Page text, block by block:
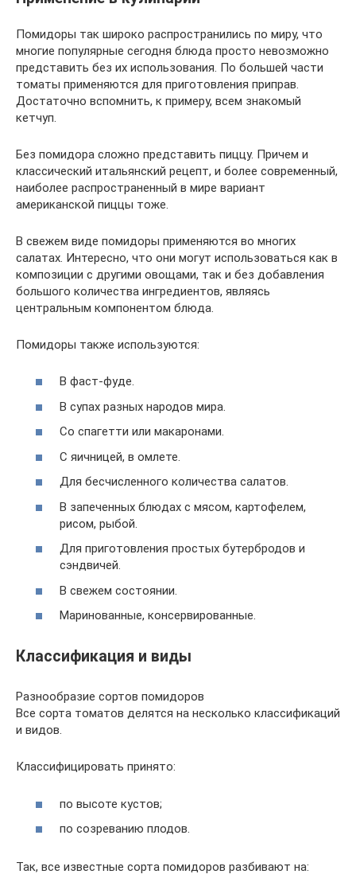
Помидоры так широко распространились по миру, что
многие популярные сегодня блюда просто невозможно
представить без их использования. По большей части
томаты применяются для приготовления приправ.
Достаточно вспомнить, к примеру, всем знакомый
кетчуп.
Без помидора сложно представить пиццу. Причем и
классический итальянский рецепт, и более современный,
наиболее распространенный в мире вариант
американской пиццы тоже.
В свежем виде помидоры применяются во многих
салатах. Интересно, что они могут использоваться как в
композиции с другими овощами, так и без добавления
большого количества ингредиентов, являясь
центральным компонентом блюда.
Помидоры также используются:
В фаст-фуде.
В супах разных народов мира.
Со спагетти или макаронами.
С яичницей, в омлете.
Для бесчисленного количества салатов.
В запеченных блюдах с мясом, картофелем,
рисом, рыбой.
Для приготовления простых бутербродов и
сэндвичей.
В свежем состоянии.
Маринованные, консервированные.
Классификация и виды
Разнообразие сортов помидоров
Все сорта томатов делятся на несколько классификаций
и видов.
Классифицировать принято:
по высоте кустов;
по созреванию плодов.
Так, все известные сорта помидоров разбивают на: